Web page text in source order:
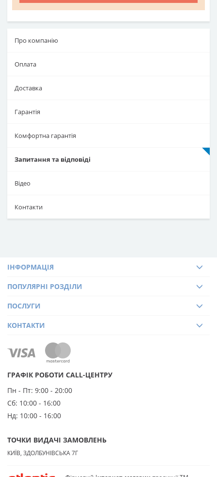
Про компанію
Оплата
Доставка
Гарантія
Комфортна гарантія
Запитання та відповіді
Відео
Контакти
ІНФОРМАЦІЯ
ПОПУЛЯРНІ РОЗДІЛИ
ПОСЛУГИ
ГРАФІК РОБОТИ CALL-ЦЕНТРУ
Пн - Пт: 9:00 - 20:00
Сб: 10:00 - 16:00
Нд: 10:00 - 16:00
ТОЧКИ ВИДАЧІ ЗАМОВЛЕНЬ
КИЇВ, ЗДОЛБУНІВСЬКА 7Г
КОНТАКТИ